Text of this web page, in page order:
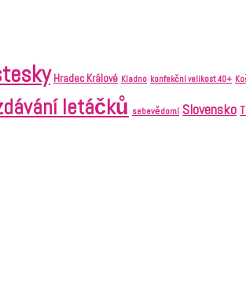
Hradec Králové Kladno konfekční velikost 40+
letáčků sebevědomí Slovensko